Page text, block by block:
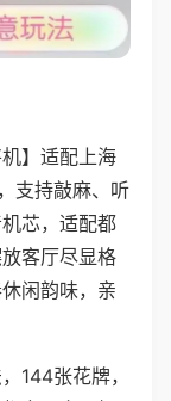
】适配上海
支持敲麻、听
芯，适配都
客厅尽显格
闲韵味，亲
144张花牌，